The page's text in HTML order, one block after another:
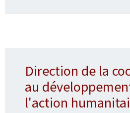
Direction de la
au
l'action